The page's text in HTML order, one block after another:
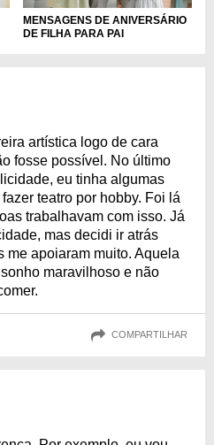
MENSAGENS DE ANIVERSÁRIO
DE FILHA PARA PAI
artística logo de cara
fosse possível. No último
eu tinha algumas
teatro por hobby. Foi lá
trabalhavam com isso. Já
mas decidi ir atrás
me apoiaram muito. Aquela
maravilhoso e não
COMPARTILHAR